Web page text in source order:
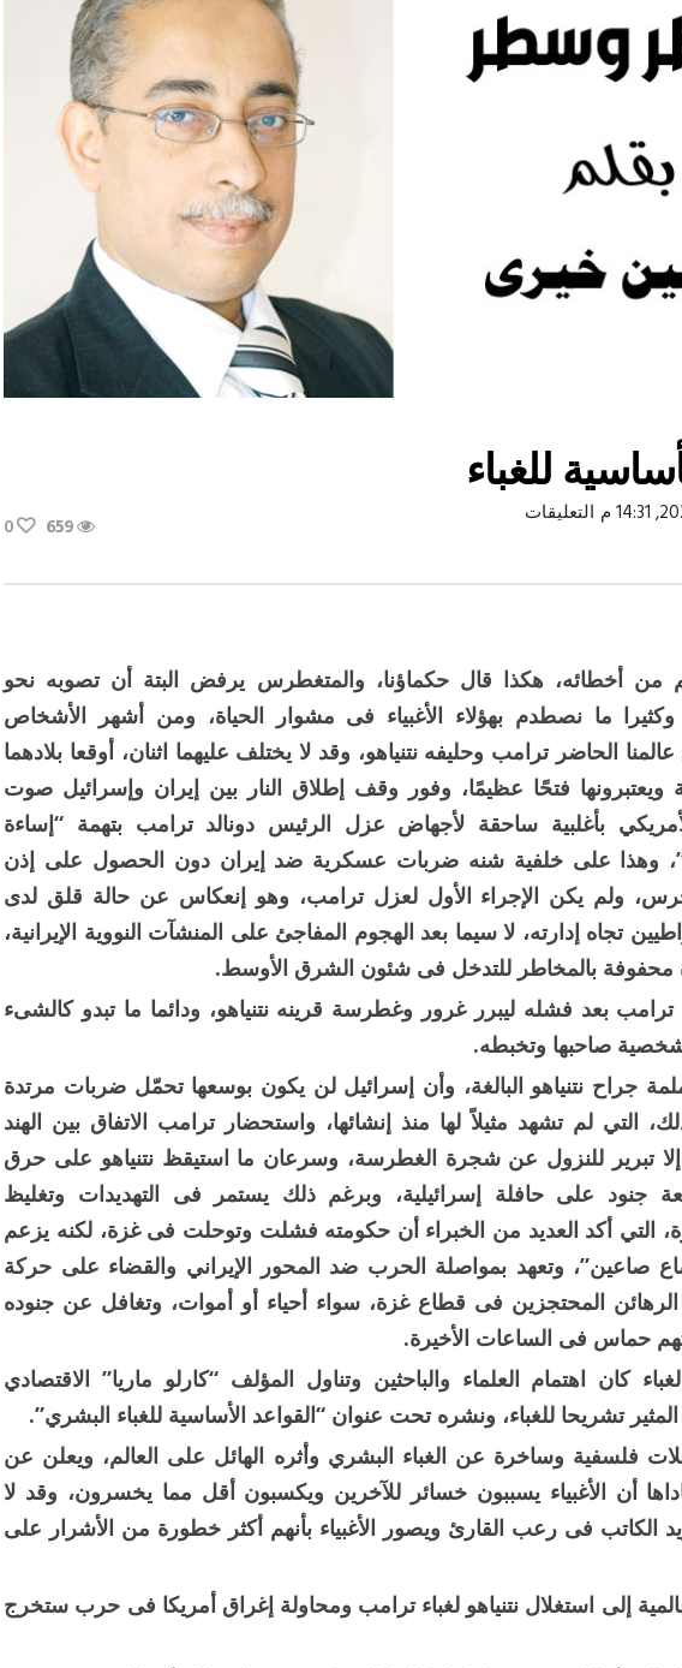
للغباء
التعليقات
مغلقة
659
0
من أخطائه، هكذا قال حكماؤنا، والمتغطرس يرفض البتة أن تصوبه نحو
ما نصطدم بهؤلاء الأغبياء فى مشوار الحياة، ومن أشهر الأشخاص
الحاضر ترامب وحليفه نتنياهو، وقد لا يختلف عليهما اثنان، أوقعا بلادهما
فتحًا عظيمًا، وفور وقف إطلاق النار بين إيران وإسرائيل صوت
بأغلبية ساحقة لأجهاض عزل الرئيس دونالد ترامب بتهمة “إساءة
وهذا على خلفية شنه ضربات عسكرية ضد إيران دون الحصول على إذن
ولم يكن الإجراء الأول لعزل ترامب، وهو إنعكاس عن حالة قلق لدى
تجاه إدارته، لا سيما بعد الهجوم المفاجئ على المنشآت النووية الإيرانية،
محفوفة بالمخاطر للتدخل فى شئون الشرق الأوسط.
بعد فشله ليبرر غرور وغطرسة قرينه نتنياهو، ودائما ما تبدو كالشىء
صاحبها وتخبطه.
جراح نتنياهو البالغة، وأن إسرائيل لن يكون بوسعها تحمّل ضربات مرتدة
التي لم تشهد مثيلاً لها منذ إنشائها، واستحضار ترامب الاتفاق بين الهند
إلا تبرير للنزول عن شجرة الغطرسة، وسرعان ما استيقظ نتنياهو على حرق
جنود على حافلة إسرائيلية، وبرغم ذلك يستمر فى التهديدات وتغليظ
التي أكد العديد من الخبراء أن حكومته فشلت وتوحلت فى غزة، لكنه يزعم
صاعين”، وتعهد بمواصلة الحرب ضد المحور الإيراني والقضاء على حركة
المحتجزين فى قطاع غزة، سواء أحياء أو أموات، وتغافل عن جنوده
حماس فى الساعات الأخيرة.
كان اهتمام العلماء والباحثين وتناول المؤلف “كارلو ماريا” الاقتصادي
تشريحا للغباء، ونشره تحت عنوان “القواعد الأساسية للغباء البشري”.
فلسفية وساخرة عن الغباء البشري وأثره الهائل على العالم، ويعلن عن
أن الأغبياء يسببون خسائر للآخرين ويكسبون أقل مما يخسرون، وقد لا
الكاتب فى رعب القارئ ويصور الأغبياء بأنهم أكثر خطورة من الأشرار على
إلى استغلال نتنياهو لغباء ترامب ومحاولة إغراق أمريكا فى حرب ستخرج
كيف تحمي مصر ثرواتها في الجنوب؟
معركة لا تُرى.. وحراس لا ينامون
مصر نموذجا.. لماذا تُنشئ
تنموية عملاقة؟